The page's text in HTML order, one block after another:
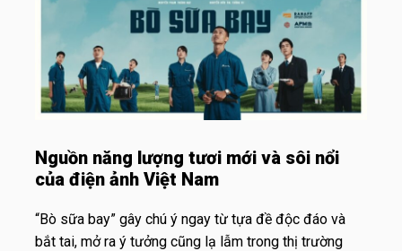
Nguồn năng lượng tươi mới và sôi nổi
của điện ảnh Việt Nam
“Bò sữa bay” gây chú ý ngay từ tựa đề độc đáo và
bắt tai, mở ra ý tưởng cũng lạ lẫm trong thị trường